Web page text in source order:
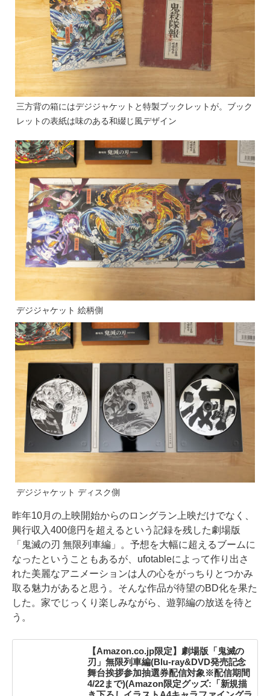
三方背の箱にはデジジャケットと特製ブックレットが。ブック
レットの表紙は味のある和綴じ風デザイン
デジジャケット 絵柄側
デジジャケット ディスク側
昨年10月の上映開始からのロングラン上映だけでなく、
興行収入400億円を超えるという記録を残した劇場版
「鬼滅の刃 無限列車編」。予想を大幅に超えるブームに
なったということもあるが、ufotableによって作り出さ
れた美麗なアニメーションは人の心をがっちりとつかみ
取る魅力があると思う。そんな作品が待望のBD化を果た
した。家でじっくり楽しみながら、遊郭編の放送を待と
う。
【Amazon.co.jp限定】劇場版「鬼滅の
刃」無限列車編(Blu-ray&DVD発売記念
舞台挨拶参加抽選券配信対象※配信期間
4/22まで)(Amazon限定グッズ:「新規描